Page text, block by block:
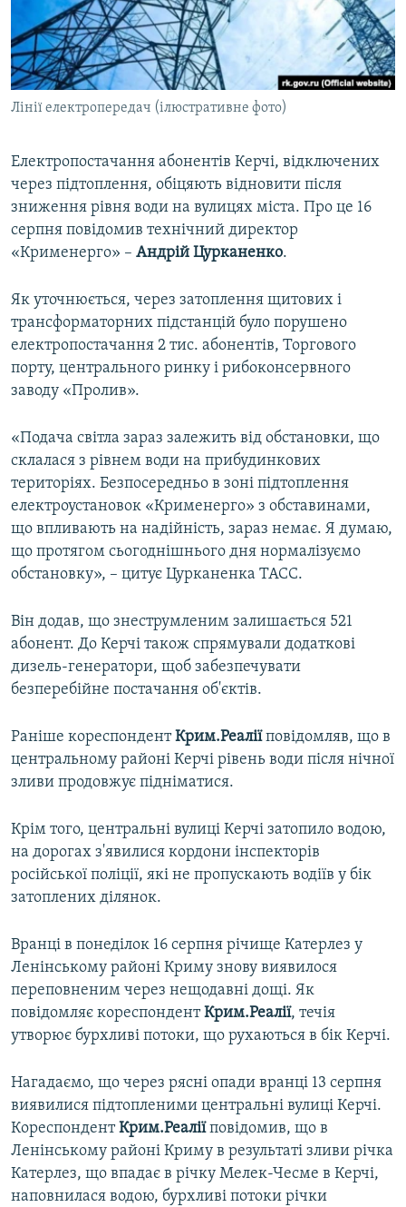
ВІДЕОУРОКИ «ELIFBE»
СВІДЧЕННЯ ОКУПАЦІЇ
УКРАЇНСЬКА ПРОБЛЕМА КРИМУ
ІНФОГРАФІКА
Русский
Qırımtatar
ДОЛУЧАЙСЯ!
Усі сайти RFE/RL
Лінії електропередач (ілюстративне фото)
Електропостачання абонентів Керчі, відключених
через підтоплення, обіцяють відновити після
зниження рівня води на вулицях міста. Про це 16
серпня повідомив технічний директор
«Крименерго» – Андрій Цурканенко.
Як уточнюється, через затоплення щитових і
трансформаторних підстанцій було порушено
електропостачання 2 тис. абонентів, Торгового
порту, центрального ринку і рибоконсервного
заводу «Пролив».
«Подача світла зараз залежить від обстановки, що
склалася з рівнем води на прибудинкових
територіях. Безпосередньо в зоні підтоплення
електроустановок «Крименерго» з обставинами,
що впливають на надійність, зараз немає. Я думаю,
що протягом сьогоднішнього дня нормалізуємо
обстановку», – цитує Цурканенка ТАСС.
Він додав, що знеструмленим залишається 521
абонент. До Керчі також спрямували додаткові
дизель-генератори, щоб забезпечувати
безперебійне постачання об'єктів.
Раніше кореспондентКрим.Реаліїповідомляв, що в
центральному районі Керчі рівень води після нічної
зливи продовжує підніматися.
Крім того, центральні вулиці Керчі затопило водою,
на дорогах з'явилися кордони інспекторів
російської поліції, які не пропускають водіїв у бік
затоплених ділянок.
Вранці в понеділок 16 серпня річище Катерлез у
Ленінському районі Криму знову виявилося
переповненим через нещодавні дощі. Як
повідомляє кореспондентКрим.Реалії, течія
утворює бурхливі потоки, що рухаються в бік Керчі.
Нагадаємо, що через рясні опади вранці 13 серпня
виявилися підтопленими центральні вулиці Керчі.
КореспондентКрим.Реаліїповідомив, що в
Ленінському районі Криму в результаті зливи річка
Катерлез, що впадає в річку Мелек-Чесме в Керчі,
наповнилася водою, бурхливі потоки річки